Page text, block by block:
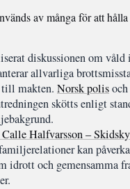
av många för att
diskussionen om våld
allvarliga
makten. Norsk polis
skötts enligt
Halfvarsson –
kan
idrott och gemensamma